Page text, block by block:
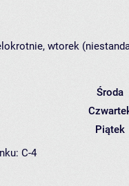
wtorek
Środa
Piątek
C-4